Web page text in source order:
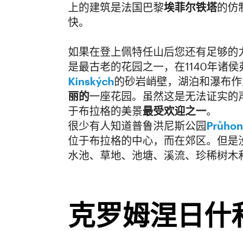
上的建筑是法国巴黎埃菲尔铁塔的仿
快。
如果在登上佩特任山后您还有足够的
是最古老的花园之一，在1140年诸
Kinských的砂岩峭壁，湖泊和瀑布
丽的一座花园。虽然这是无法证实
于布拉格的美景最受欢迎之一。
很少有人知道普鲁洪尼斯公园
位于布拉格的中心，而在郊区。但
水池、草地、池塘、溪流、珍稀树木
克罗姆涅日什